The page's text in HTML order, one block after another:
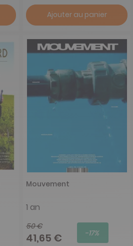
Ajouter au panier
Mouvement
1 an
50 €
41,65 € -17%